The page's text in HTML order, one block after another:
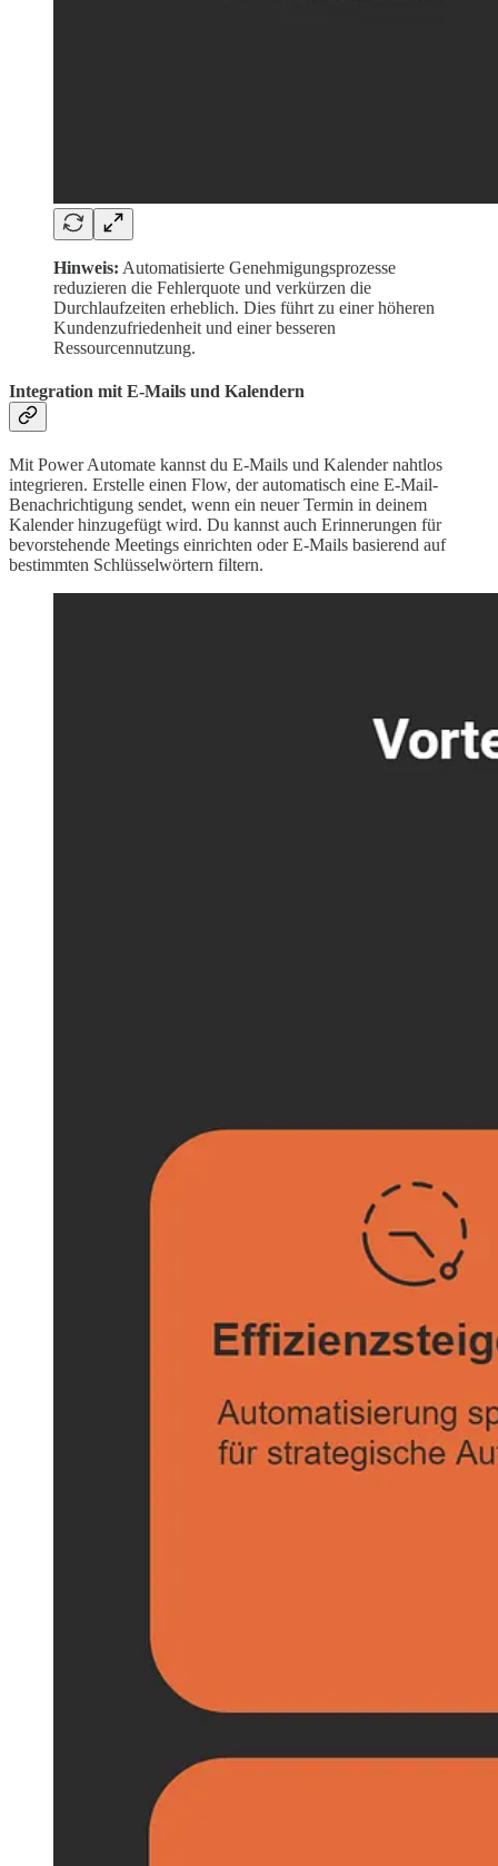
Hinweis: Automatisierte Genehmigungsprozesse
reduzieren die Fehlerquote und verkürzen die
Durchlaufzeiten erheblich. Dies führt zu einer höheren
Kundenzufriedenheit und einer besseren
Ressourcennutzung.
Integration mit E-Mails und Kalendern
Mit Power Automate kannst du E-Mails und Kalender nahtlos
integrieren. Erstelle einen Flow, der automatisch eine E-Mail-
Benachrichtigung sendet, wenn ein neuer Termin in deinem
Kalender hinzugefügt wird. Du kannst auch Erinnerungen für
bevorstehende Meetings einrichten oder E-Mails basierend auf
bestimmten Schlüsselwörtern filtern.